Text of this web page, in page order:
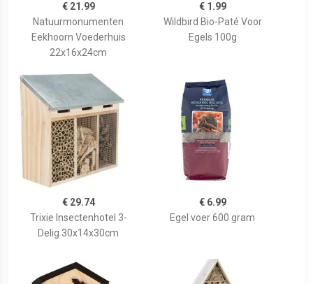
€ 21.99
Natuurmonumenten
Eekhoorn Voederhuis
22x16x24cm
€ 1.99
Wildbird Bio-Paté Voor
Egels 100g
€ 29.74
Trixie Insectenhotel 3-
Delig 30x14x30cm
€ 6.99
Egel voer 600 gram